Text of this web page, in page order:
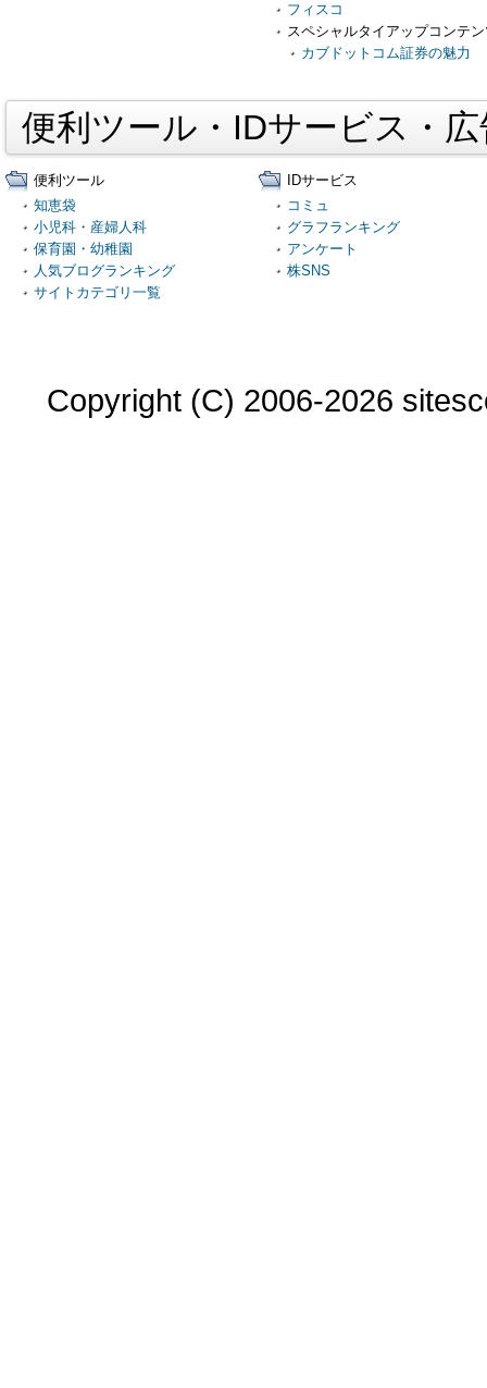
フィスコ
スペシャルタイアップコンテ
カブドットコム証券の魅力
便利ツール・IDサービス・
便利ツール
知恵袋
小児科・産婦人科
保育園・幼稚園
人気ブログランキング
サイトカテゴリ一覧
IDサービス
コミュ
グラフランキング
アンケート
株SNS
Copyright (C) 2006-2026